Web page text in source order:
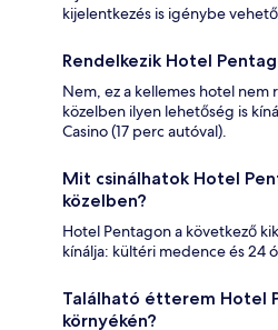
kijelentkezés is igénybe
Rendelkezik Hotel
Nem, ez a kellemes hotel nem
közelben ilyen lehetőség is
Casino (17 perc autóval).
Mit csinálhatok Hotel
közelben?
Hotel Pentagon a következő
kínálja: kültéri medence és 24
Található étterem Hotel
környékén?